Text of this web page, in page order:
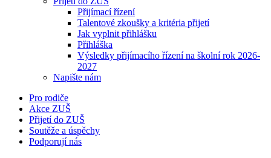
Přijímací řízení
Talentové zkoušky a kritéria přijetí
Jak vyplnit přihlášku
Přihláška
Výsledky přijímacího řízení na školní rok 2026-
2027
Napište nám
Pro rodiče
Akce ZUŠ
Přijetí do ZUŠ
Soutěže a úspěchy
Podporují nás